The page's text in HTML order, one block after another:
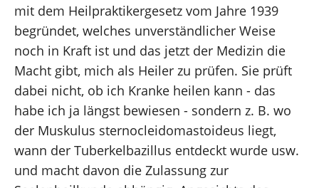
mit dem Heilpraktikergesetz vom Jahre 1939
begründet, welches unverständlicher Weise
noch in Kraft ist und das jetzt der Medizin die
Macht gibt, mich als Heiler zu prüfen. Sie prüft
dabei nicht, ob ich Kranke heilen kann - das
habe ich ja längst bewiesen - sondern z. B. wo
der Muskulus sternocleidomastoideus liegt,
wann der Tuberkelbazillus entdeckt wurde usw.
und macht davon die Zulassung zur